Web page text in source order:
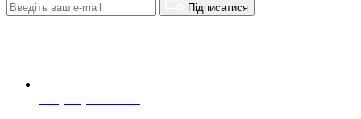
Підписатися